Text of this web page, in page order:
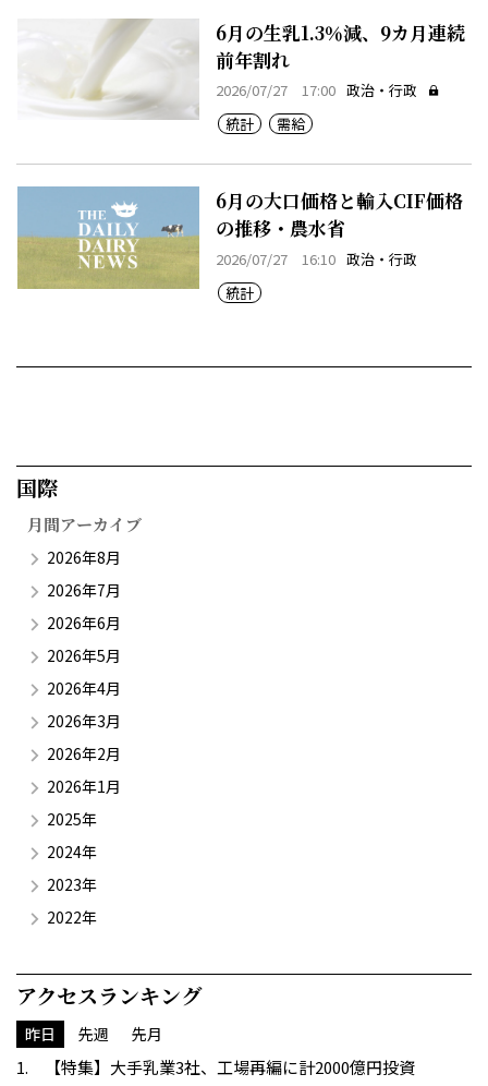
6月の生乳1.3％減、9カ月連続
前年割れ
2026/07/27 17:00 政治・行政
統計
需給
6月の大口価格と輸入CIF価格
の推移・農水省
2026/07/27 16:10 政治・行政
統計
国際​
月間アーカイブ
2026年8月
2026年7月
2026年6月
2026年5月
2026年4月
2026年3月
2026年2月
2026年1月
2025年
2024年
2023年
2022年
アクセスランキング
昨日 先週 先月
【特集】大手乳業3社、工場再編に計2000億円投資